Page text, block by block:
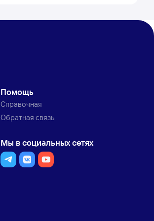
Помощь
Справочная
Обратная связь
Мы в социальных сетях